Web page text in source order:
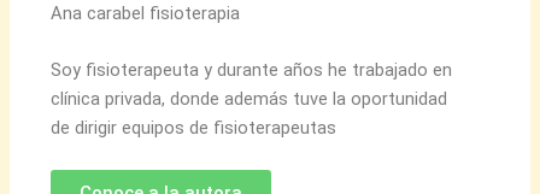
Ana carabel fisioterapia
Soy fisioterapeuta y durante años he trabajado en
clínica privada, donde además tuve la oportunidad
de dirigir equipos de fisioterapeutas